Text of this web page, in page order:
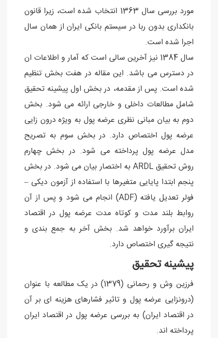
مورد بررسی سال 1363 انتخاب شده است، زیرا قانون
بانکداری بدون ربا در سیستم بانکی ایران از همان سال
اجرا شده است.
سال 1384 نیز آخرین سالی است که آمار و اطلاعات ان
در دسترس می باشد. این مقاله در هفت بخش تنظیم
شده است. پس از مقدمه، در بخش اول پیشینه تحقیق
شامل مطالعات داخلی و خارجی ارائه می شود. بخش
دوم به بیان مبانی نظری عرضه پول به ویژه درون زایی
عرضه پول اختصاص دارد. در بخش سوم به تصریح
مدل عرضه پول پرداخته می شود. در بخش چهارم
روش تحقیق ARDL به اختصار بیان می شود. در بخش
پنجم ابتدا پایایی متغیرها با استفاده از آزمون دیکی –
فولر تعدیل یافته (ADF) انجام می شود و پس از آن
روابط بلند مدت و کوتاه مدت عرضه پول در اقتصاد
ایران برآورد خواهد شد. بخش آخر به جمع بندی و
نتیجه گیری اختصاص دارد.
پیشینه تحقیق
فرزین وش و رحمانی (1379) در یک مطالعه با عنوان
(درونزایی عرضه پول و تاثیر فشارهای هزینه ای بر آن
در اقتصاد ایران) به بررسی عرضه پول در اقتصاد ایران
پرداخته اند.